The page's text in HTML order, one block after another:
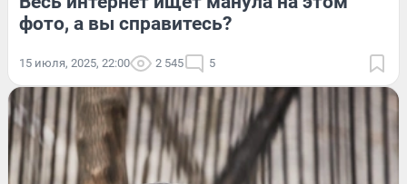
фото, а вы справитесь?
15 июля, 2025, 22:00 2 545 5